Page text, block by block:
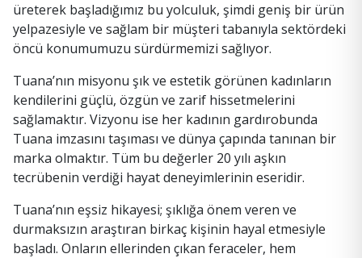
üreterek başladığımız bu yolculuk, şimdi geniş bir ürün
yelpazesiyle ve sağlam bir müşteri tabanıyla sektördeki
öncü konumumuzu sürdürmemizi sağlıyor.
Tuana’nın misyonu şık ve estetik görünen kadınların
kendilerini güçlü, özgün ve zarif hissetmelerini
sağlamaktır. Vizyonu ise her kadının gardırobunda
Tuana imzasını taşıması ve dünya çapında tanınan bir
marka olmaktır. Tüm bu değerler 20 yılı aşkın
tecrübenin verdiği hayat deneyimlerinin eseridir.
Tuana’nın eşsiz hikayesi; şıklığa önem veren ve
durmaksızın araştıran birkaç kişinin hayal etmesiyle
başladı. Onların ellerinden çıkan feraceler, hem